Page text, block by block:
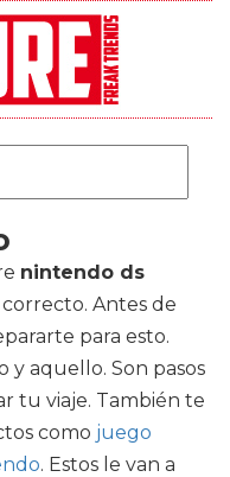
nintendo ds
correcto. Antes de
para esto.
y aquello. Son pasos
tu viaje. También te
como juego
. Estos le van a